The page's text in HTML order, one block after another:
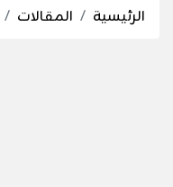
الرئيسية المقالات